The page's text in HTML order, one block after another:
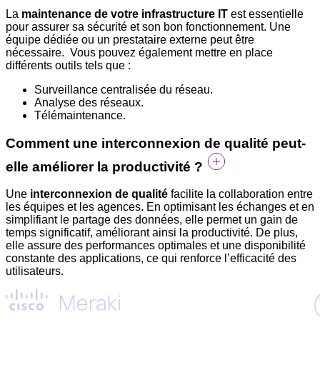
La maintenance de votre infrastructure IT est essentielle
pour assurer sa sécurité et son bon fonctionnement. Une
équipe dédiée ou un prestataire externe peut être
nécessaire. Vous pouvez également mettre en place
différents outils tels que :
Surveillance centralisée du réseau.
Analyse des réseaux.
Télémaintenance.
Comment une interconnexion de qualité peut-
elle améliorer la productivité ?
Une interconnexion de qualité facilite la collaboration entre
les équipes et les agences. En optimisant les échanges et en
simplifiant le partage des données, elle permet un gain de
temps significatif, améliorant ainsi la productivité. De plus,
elle assure des performances optimales et une disponibilité
constante des applications, ce qui renforce l’efficacité des
utilisateurs.